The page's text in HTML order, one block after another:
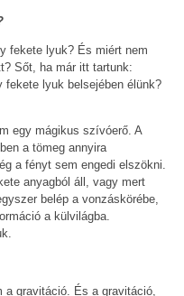
fekete lyuk? És miért nem
Sőt, ha már itt tartunk:
fekete lyuk belsejében élünk?
egy mágikus szívóerő. A
a tömeg annyira
a fényt sem engedi elszökni.
anyagból áll, vagy mert
belép a vonzáskörébe,
a külvilágba.
gravitáció. És a gravitáció,